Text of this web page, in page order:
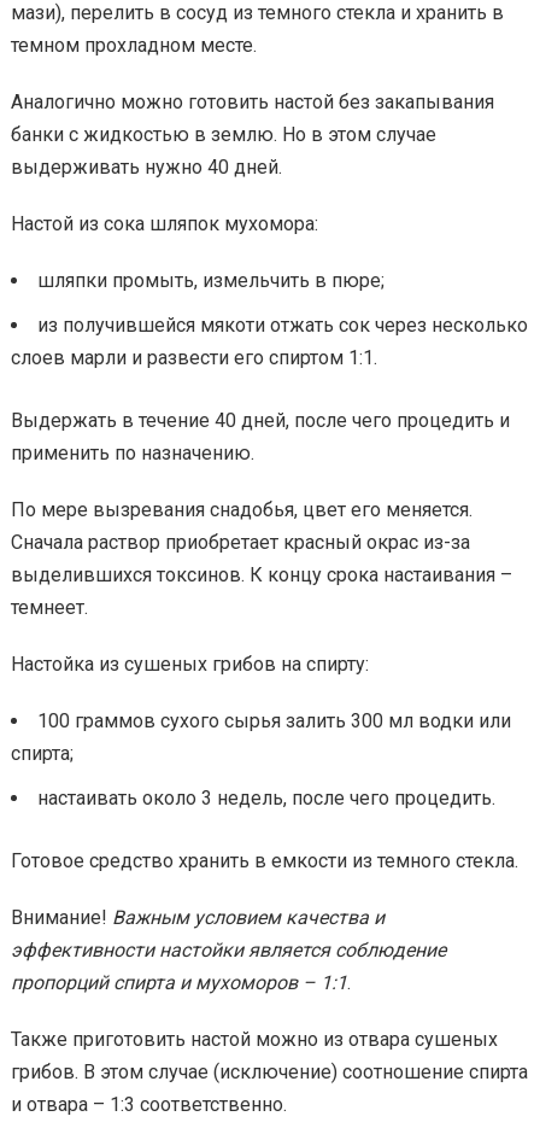
мази), перелить в сосуд из темного стекла и хранить в
темном прохладном месте.
Аналогично можно готовить настой без закапывания
банки с жидкостью в землю. Но в этом случае
выдерживать нужно 40 дней.
Настой из сока шляпок мухомора:
шляпки промыть, измельчить в пюре;
из получившейся мякоти отжать сок через несколько
слоев марли и развести его спиртом 1:1.
Выдержать в течение 40 дней, после чего процедить и
применить по назначению.
По мере вызревания снадобья, цвет его меняется.
Сначала раствор приобретает красный окрас из-за
выделившихся токсинов. К концу срока настаивания –
темнеет.
Настойка из сушеных грибов на спирту:
100 граммов сухого сырья залить 300 мл водки или
спирта;
настаивать около 3 недель, после чего процедить.
Готовое средство хранить в емкости из темного стекла.
Внимание! Важным условием качества и
эффективности настойки является соблюдение
пропорций спирта и мухоморов – 1:1.
Также приготовить настой можно из отвара сушеных
грибов. В этом случае (исключение) соотношение спирта
и отвара – 1:3 соответственно.